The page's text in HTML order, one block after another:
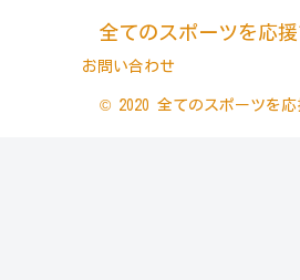
全てのスポーツを応
お問い合わせ
© 2020 全てのスポーツを応